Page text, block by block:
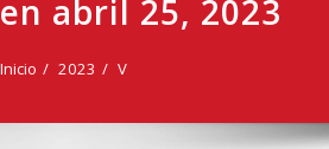
abril 25, 2023
Inicio 2023 V